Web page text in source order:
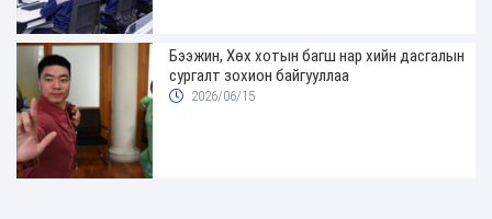
Бээжин, Хөх хотын багш нар хийн дасгалын
сургалт зохион байгууллаа
2026/06/15